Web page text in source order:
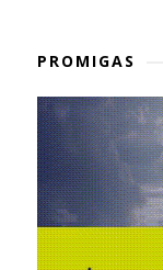
PROMIGAS